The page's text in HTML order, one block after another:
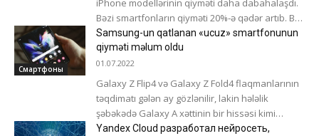
iPhone modellərinin qiyməti daha dabahalaşdı.
Bəzi smartfonların qiyməti 20%-ə qədər artıb. Bu,
yapon yeninin ABŞ dollarına nisbətdə
zəifləməsini, həmçinin...
Смартфоны
Samsung-un qatlanan «ucuz» smartfonunun
qiyməti məlum oldu
01.07.2022
Galaxy Z Flip4 və Galaxy Z Fold4 flaqmanlarının
təqdimatı gələn ay gözlənilir, lakin hələlik
şəbəkədə Galaxy A xəttinin bir hissəsi kimi
Samsung-dan daha sərfəli...
Yandex Cloud разработал нейросеть,